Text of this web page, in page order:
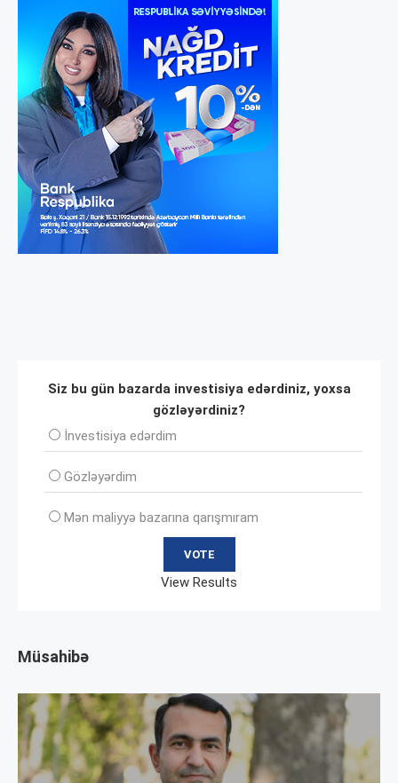
Siz bu gün bazarda investisiya edərdiniz, yoxsa
gözləyərdiniz?
İnvеstisiya edərdim
Gözləyərdim
Mən maliyyə bazarına qarışmıram
View Results
Müsahibə